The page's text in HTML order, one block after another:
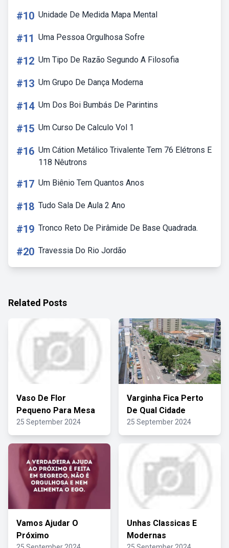
#10 Unidade De Medida Mapa Mental
#11 Uma Pessoa Orgulhosa Sofre
#12 Um Tipo De Razão Segundo A Filosofia
#13 Um Grupo De Dança Moderna
#14 Um Dos Boi Bumbás De Parintins
#15 Um Curso De Calculo Vol 1
#16 Um Cátion Metálico Trivalente Tem 76 Elétrons E
118 Nêutrons
#17 Um Biênio Tem Quantos Anos
#18 Tudo Sala De Aula 2 Ano
#19 Tronco Reto De Pirâmide De Base Quadrada.
#20 Travessia Do Rio Jordão
Related Posts
Vaso De Flor
Pequeno Para Mesa
25 September 2024
Varginha Fica Perto
De Qual Cidade
25 September 2024
Vamos Ajudar O
Próximo
Unhas Classicas E
Modernas